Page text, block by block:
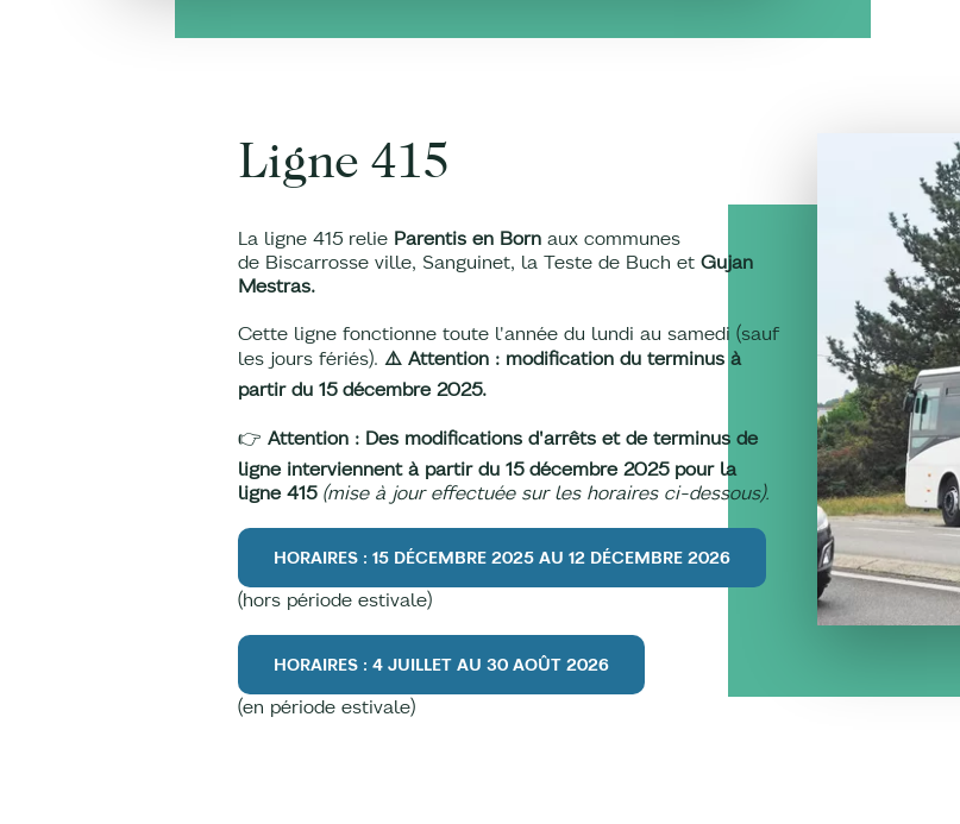
Ligne 415
La ligne 415 relie Parentis en Bornaux communes
de Biscarrosse ville, Sanguinet, la Teste de Buch et Gujan
Mestras.
Cette ligne fonctionne toute l'année du lundi au samedi (sauf
les jours fériés). ⚠️ Attention : modification du terminus à
partir du 15 décembre 2025.
👉 Attention : Des modifications d'arrêts et de terminus de
ligne interviennent à partir du 15 décembre 2025 pour la
ligne 415 (mise à jour effectuée sur les horaires ci-dessous).
HORAIRES : 15 DÉCEMBRE 2025 AU 12 DÉCEMBRE 2026
(hors période estivale)
HORAIRES : 4 JUILLET AU 30 AOÛT 2026
(en période estivale)